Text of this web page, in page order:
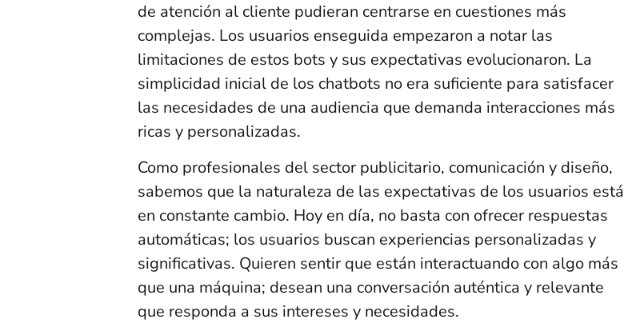
de atención al cliente pudieran centrarse en cuestiones más
complejas. Los usuarios enseguida empezaron a notar las
limitaciones de estos bots y sus expectativas evolucionaron. La
simplicidad inicial de los chatbots no era suficiente para satisfacer
las necesidades de una audiencia que demanda interacciones más
ricas y personalizadas.
Como profesionales del sector publicitario, comunicación y diseño,
sabemos que la naturaleza de las expectativas de los usuarios está
en constante cambio. Hoy en día, no basta con ofrecer respuestas
automáticas; los usuarios buscan experiencias personalizadas y
significativas. Quieren sentir que están interactuando con algo más
que una máquina; desean una conversación auténtica y relevante
que responda a sus intereses y necesidades.